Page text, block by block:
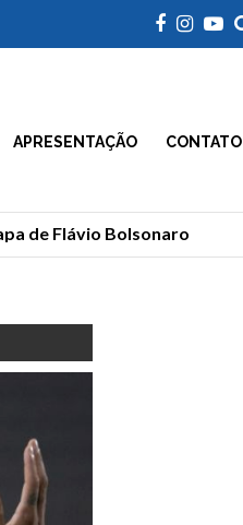
APRESENTAÇÃO CONTATO
de Flávio Bolsonaro